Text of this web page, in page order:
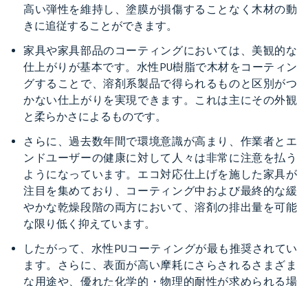
高い弾性を維持し、塗膜が損傷することなく木材の動
きに追従することができます。
家具や家具部品のコーティングにおいては、美観的な
仕上がりが基本です。水性PU樹脂で木材をコーティン
グすることで、溶剤系製品で得られるものと区別がつ
かない仕上がりを実現できます。これは主にその外観
と柔らかさによるものです。
さらに、過去数年間で環境意識が高まり、作業者とエ
ンドユーザーの健康に対して人々は非常に注意を払う
ようになっています。エコ対応仕上げを施した家具が
注目を集めており、コーティング中および最終的な緩
やかな乾燥段階の両方において、溶剤の排出量を可能
な限り低く抑えています。
したがって、水性PUコーティングが最も推奨されてい
ます。さらに、表面が高い摩耗にさらされるさまざま
な用途や、優れた化学的・物理的耐性が求められる場